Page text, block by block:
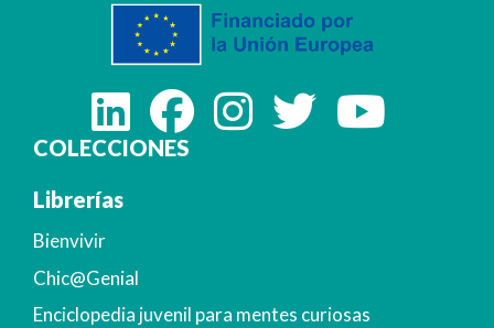
COLECCIONES
Librerías
Bienvivir
Chic@Genial
Enciclopedia juvenil para mentes curiosas